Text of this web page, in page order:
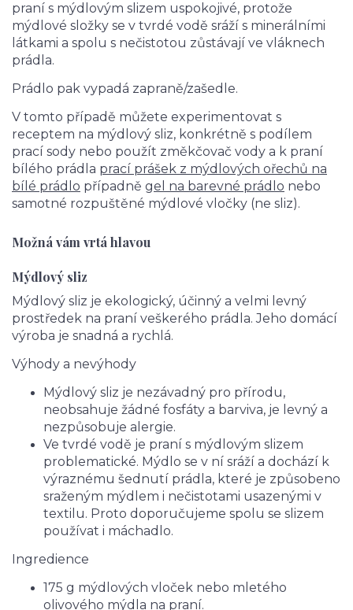
praní s mýdlovým slizem uspokojivé, protože
mýdlové složky se v tvrdé vodě sráží s minerálními
látkami a spolu s nečistotou zůstávají ve vláknech
prádla.
Prádlo pak vypadá zapraně/zašedle.
V tomto případě můžete experimentovat s
receptem na mýdlový sliz, konkrétně s podílem
prací sody nebo použít změkčovač vody a k praní
bílého prádla prací prášek z mýdlových ořechů na
bílé prádlo případně gel na barevné prádlo nebo
samotné rozpuštěné mýdlové vločky (ne sliz).
Možná vám vrtá hlavou
Mýdlový sliz
Mýdlový sliz je ekologický, účinný a velmi levný
prostředek na praní veškerého prádla. Jeho domácí
výroba je snadná a rychlá.
Výhody a nevýhody
Mýdlový sliz je nezávadný pro přírodu,
neobsahuje žádné fosfáty a barviva, je levný a
nezpůsobuje alergie.
Ve tvrdé vodě je praní s mýdlovým slizem
problematické. Mýdlo se v ní sráží a dochází k
výraznému šednutí prádla, které je způsobeno
sraženým mýdlem i nečistotami usazenými v
textilu. Proto doporučujeme spolu se slizem
používat i máchadlo.
Ingredience
175 g mýdlových vloček nebo mletého
olivového mýdla na praní.